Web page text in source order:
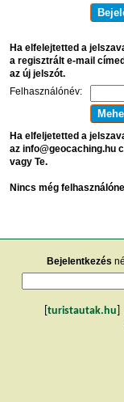
Ha elfelejtetted a
a regisztrált e-mail
az új jelszót.
Felhasználónév:
Ha elfeljetetted a
az info@geocaching.hu
vagy Te.
Nincs még
Bejelentkezés
turistautak.hu